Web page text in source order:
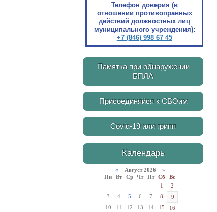
Телефон доверия (в
отношении противоправных
действий должностных лиц
муниципального учреждения):
+7 (846) 998 67 45
Памятка при обнаружении
БПЛА
Присоединяйся к СВОим
Covid-19 или грипп
Календарь
« Август 2026 »
Пн
Вт Ср Чт Пт Сб
Вс
1
2
3
4 5 6 7 8
9
10
11 12 13 14 15 16